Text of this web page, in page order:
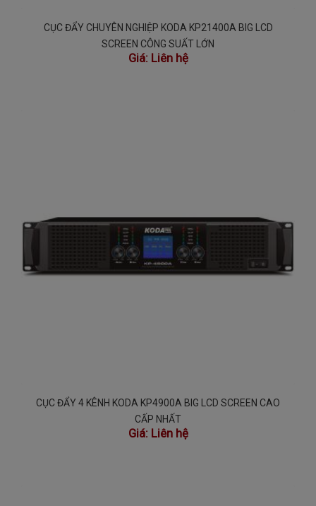
CỤC ĐẨY CHUYÊN NGHIỆP KODA KP21400A BIG LCD
SCREEN CÔNG SUẤT LỚN
Giá: Liên hệ
CỤC ĐẨY 4 KÊNH KODA KP4900A BIG LCD SCREEN CAO
CẤP NHẤT
Giá: Liên hệ